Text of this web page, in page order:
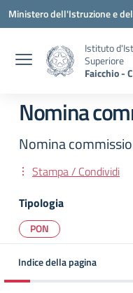
Vai ai contenuti
Vai al menu di navigazione
Vai al footer
Ministero dell'Istruzione e
Istituto
Superiore
Faicchio -
Nomina
Nomina
Stampa / Condividi
Tipologia
PON
Indice della pagina